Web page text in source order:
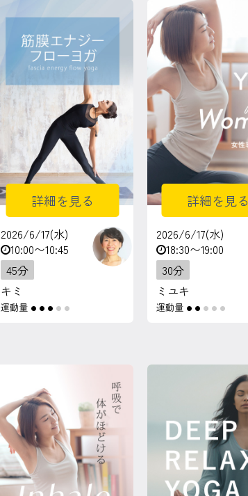
詳細を見る
2026/6/17(水)
10:00〜10:45
45分
キミ
運動量 ● ● ● ● ●
詳細を見る
2026/6/17(水)
18:30〜19:00
30分
ミユキ
運動量 ● ● ● ● ●